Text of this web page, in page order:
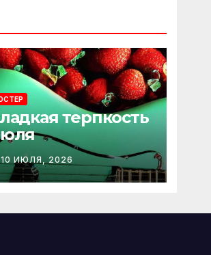
терпкость
10 ИЮЛЯ, 2026